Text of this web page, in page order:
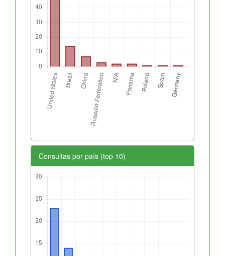
Consultas por país (top 10)